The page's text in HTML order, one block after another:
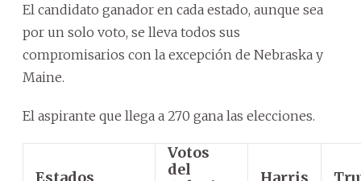
El candidato ganador en cada estado, aunque sea
por un solo voto, se lleva todos sus
compromisarios con la excepción de Nebraska y
Maine.
El aspirante que llega a 270 gana las elecciones.
Estados
Votos
del
Harris